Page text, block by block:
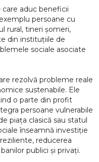
care aduc beneficii
persoane cu
rural, tineri șomeri,
din instituțiile de
sociale asociate
rezolvă probleme reale
sustenabile. Ele
o parte din profit
persoane vulnerabile
piața clasică sau statul
înseamnă investiție
reducerea
publici și privați.